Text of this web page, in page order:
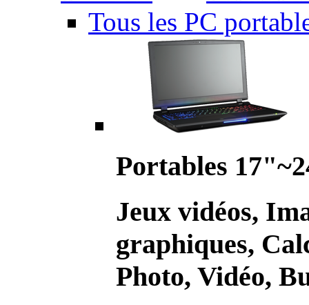
Tous les PC
Portables
Jeux vidéos,
graphiques,
Photo, Vidéo,